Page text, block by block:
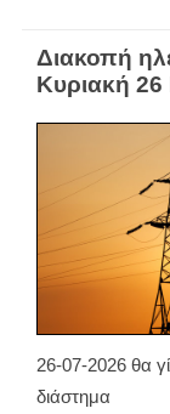
Διακοπή
Κυριακή 26
26-07-2026 θα
διάστημα